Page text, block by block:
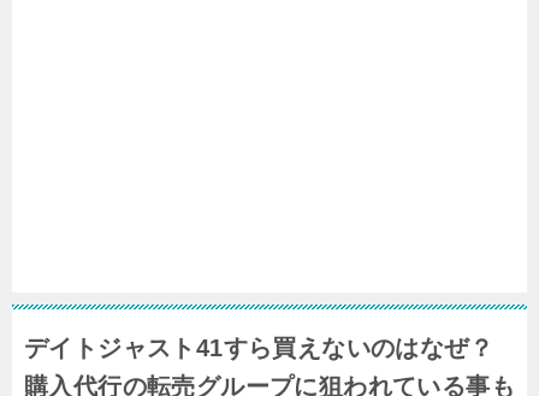
デイトジャスト41すら買えないのはなぜ？
購入代行の転売グループに狙われている事も